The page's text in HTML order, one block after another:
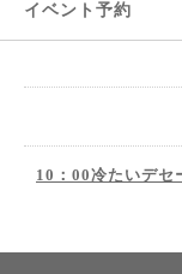
イベント予約
10：00冷たいデセ